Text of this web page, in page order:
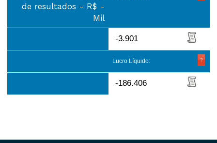
de resultados - R$ -
Mil
-3.901
Lucro Líquido:
-186.406